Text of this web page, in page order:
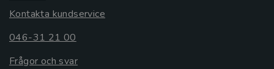
Kontakta kundservice
046-31 21 00
Frågor och svar